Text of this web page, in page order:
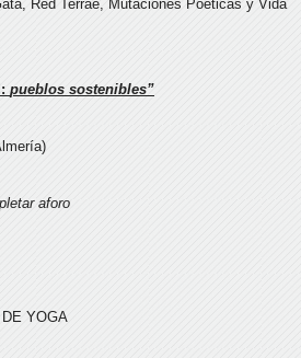
Red Terrae, Mutaciones Poéticas y Vida
pueblos sostenibles”
aforo
YOGA